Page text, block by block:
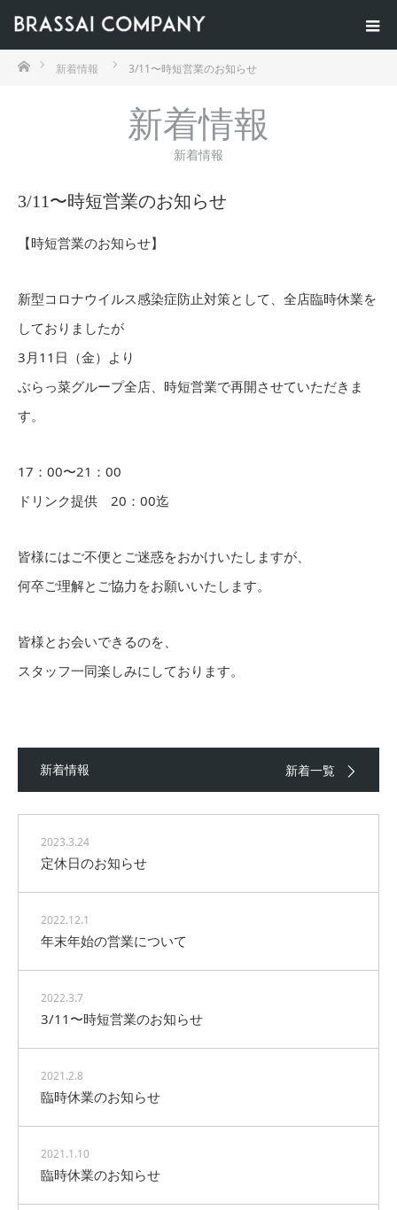
ホーム新着情報 3/11〜時短営業のお知らせ
新着情報
新着情報
3/11〜時短営業のお知らせ
【時短営業のお知らせ】
新型コロナウイルス感染症防止対策として、全店臨時休業を
しておりましたが
3月11日（金）より
ぶらっ菜グループ全店、時短営業で再開させていただきま
す。
17：00〜21：00
ドリンク提供 20：00迄
皆様にはご不便とご迷惑をおかけいたしますが、
何卒ご理解とご協力をお願いいたします。
皆様とお会いできるのを、
スタッフ一同楽しみにしております。
新着情報 新着一覧
2023.3.24
定休日のお知らせ
2022.12.1
年末年始の営業について
2022.3.7
3/11〜時短営業のお知らせ
2021.2.8
臨時休業のお知らせ
2021.1.10
臨時休業のお知らせ